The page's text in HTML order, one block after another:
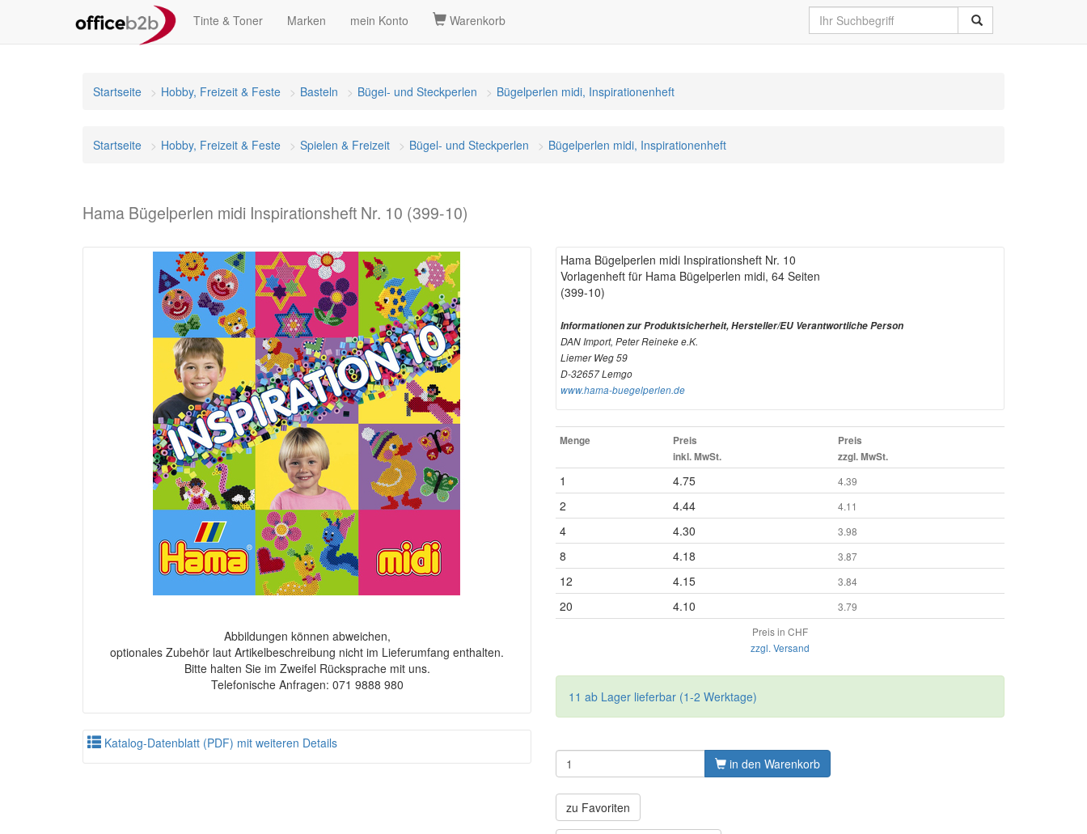
Tinte & Toner Marken mein Konto Warenkorb
Startseite Hobby, Freizeit & Feste Basteln Bügel- und Steckperlen Bügelperlen midi, Inspirationenheft
Startseite Hobby, Freizeit & Feste Spielen & Freizeit Bügel- und Steckperlen Bügelperlen midi, Inspirationenheft
Hama Bügelperlen midi Inspirationsheft Nr. 10 (399-10)
Abbildungen können abweichen,
optionales Zubehör laut Artikelbeschreibung nicht im Lieferumfang enthalten.
Bitte halten Sie im Zweifel Rücksprache mit uns.
Telefonische Anfragen: 071 9888 980
Katalog-Datenblatt (PDF) mit weiteren Details
Hama Bügelperlen midi Inspirationsheft Nr. 10
Vorlagenheft für Hama Bügelperlen midi, 64 Seiten
(399-10)
Informationen zur Produktsicherheit, Hersteller/EU Verantwortliche Person
DAN Import, Peter Reineke e.K.
Liemer Weg 59
D-32657 Lemgo
www.hama-buegelperlen.de
Menge
Preis
inkl. MwSt.
Preis
zzgl. MwSt.
1 4.75 4.39
2 4.44 4.11
4 4.30 3.98
8 4.18 3.87
12 4.15 3.84
20 4.10
3.79
Preis in CHF
zzgl. Versand
11 ab Lager lieferbar (1-2 Werktage)
in den Warenkorb
zu Favoriten